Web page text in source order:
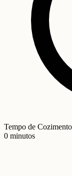
Tempo de Cozimento
0 minutos